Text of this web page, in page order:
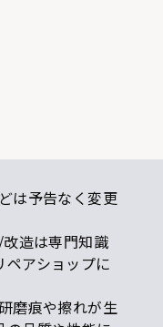
は予告なく変更
造は専門知識
アショップに
磨痕や擦れが生